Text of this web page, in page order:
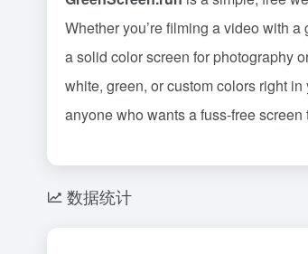
Whether you’re filming a video with a
a solid color screen for photography
white, green, or custom colors right
anyone who wants a fuss-free screen
数据统计